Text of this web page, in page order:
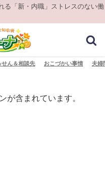
る「新・内職」ストレスのない働
せん＆相談先 おこづかい事情 夫婦
が含まれています。